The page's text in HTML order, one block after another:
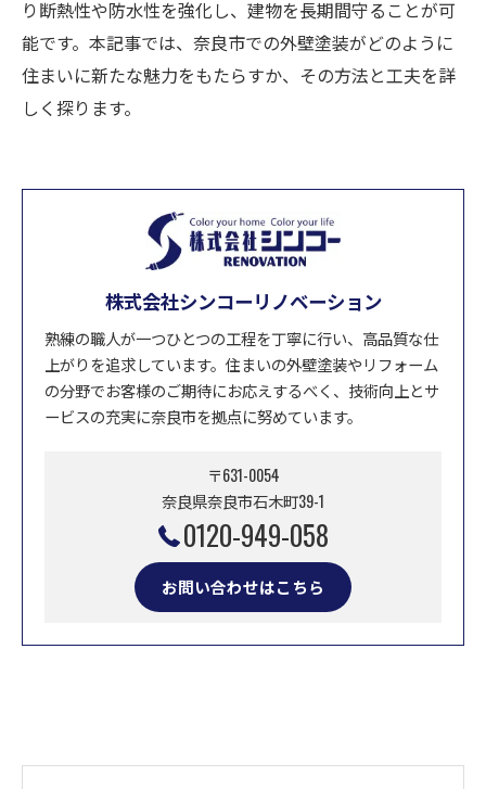
り断熱性や防水性を強化し、建物を長期間守ることが可
能です。本記事では、奈良市での外壁塗装がどのように
住まいに新たな魅力をもたらすか、その方法と工夫を詳
しく探ります。
株式会社シンコーリノベーション
熟練の職人が一つひとつの工程を丁寧に行い、高品質な仕
上がりを追求しています。住まいの外壁塗装やリフォーム
の分野でお客様のご期待にお応えするべく、技術向上とサ
ービスの充実に奈良市を拠点に努めています。
〒631-0054
奈良県奈良市石木町39-1
0120-949-058
お問い合わせはこちら